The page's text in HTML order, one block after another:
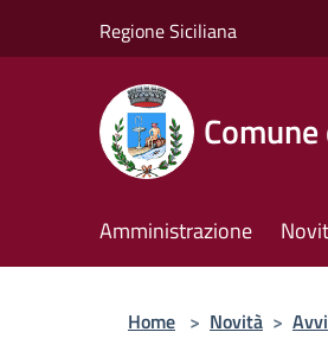
Regione Siciliana
Amministrazione
Home > Novità >